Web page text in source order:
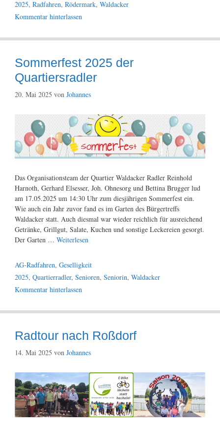
Schlagwörter
2025, Radfahren, Rödermark, Waldacker
Kommentar hinterlassen
Sommerfest 2025 der
Quartiersradler
20. Mai 2025 von Johannes
Das Organisationsteam der Quartier Waldacker Radler Reinhold
Harnoth, Gerhard Elsesser, Joh. Ohnesorg und Bettina Brugger lud
am 17.05.2025 um 14:30 Uhr zum diesjährigen Sommerfest ein.
Wie auch ein Jahr zuvor fand es im Garten des Bürgertreffs
Waldacker statt. Auch diesmal war wieder reichlich für ausreichend
Getränke, Grillgut, Salate, Kuchen und sonstige Leckereien gesorgt.
Der Garten … Weiterlesen
Kategorien
AG-Radfahren, Geselligkeit
Schlagwörter
2025, Quartierradler, Senioren, Seniorin, Waldacker
Kommentar hinterlassen
Radtour nach Roßdorf
14. Mai 2025 von Johannes